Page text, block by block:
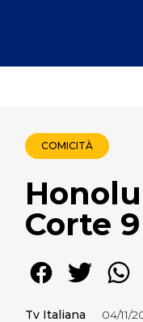
COMICITÀ
Corte
Tv Italiana 04/11/